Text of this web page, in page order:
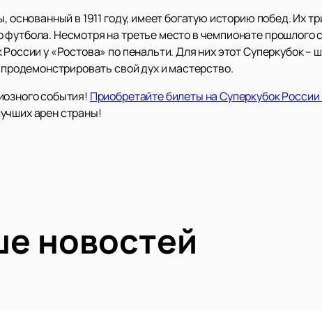
в 1911 году, имеет богатую историю побед. Их
Несмотря на третье место в чемпионате прошлого
у «Ростова» по пенальти. Для них этот Суперкубок –
свой дух и мастерство.
события! Приобретайте билеты на Суперкубок
арен страны!
новостей